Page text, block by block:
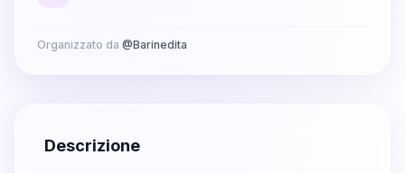
Organizzato da @Barinedita
Descrizione